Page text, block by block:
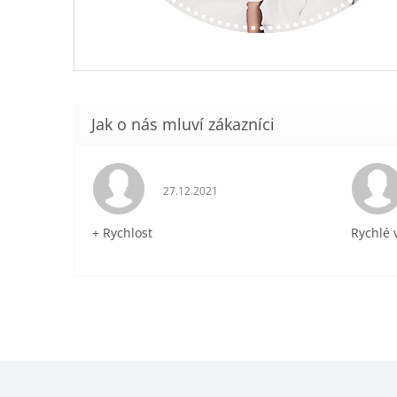
Hodnocení obchodu je 5 z 5 hvězdiček.
27.12.2021
+ Rychlost Rychlé